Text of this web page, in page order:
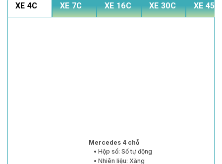
XE 4C XE 7C XE 16C XE 30C XE 45C